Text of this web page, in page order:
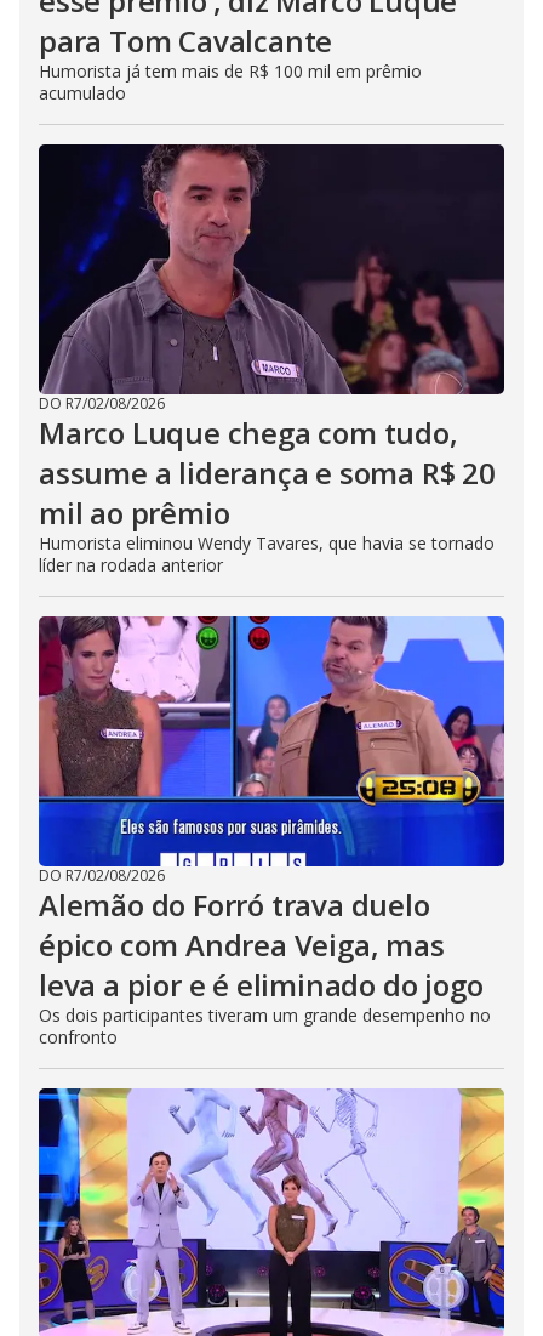
para Tom Cavalcante
Humorista já tem mais de R$ 100 mil em prêmio
acumulado
DO R7/02/08/2026
Marco Luque chega com tudo,
assume a liderança e soma R$ 20
mil ao prêmio
Humorista eliminou Wendy Tavares, que havia se tornado
líder na rodada anterior
DO R7/02/08/2026
Alemão do Forró trava duelo
épico com Andrea Veiga, mas
leva a pior e é eliminado do jogo
Os dois participantes tiveram um grande desempenho no
confronto